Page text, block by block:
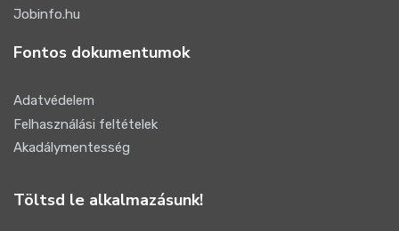
Jobinfo.hu
Fontos dokumentumok
Adatvédelem
Felhasználási feltételek
Akadálymentesség
Töltsd le alkalmazásunk!